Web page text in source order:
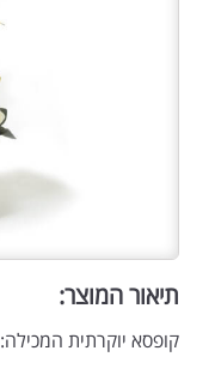
תיאור המוצר:
קופסא יוקרתית המכילה: